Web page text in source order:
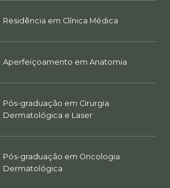
Residência em Clínica Médica
Aperfeiçoamento em Anatomia
Pós-graduação em Cirurgia
Dermatológica e Laser
Pós-graduação em Oncologia
Dermatológica